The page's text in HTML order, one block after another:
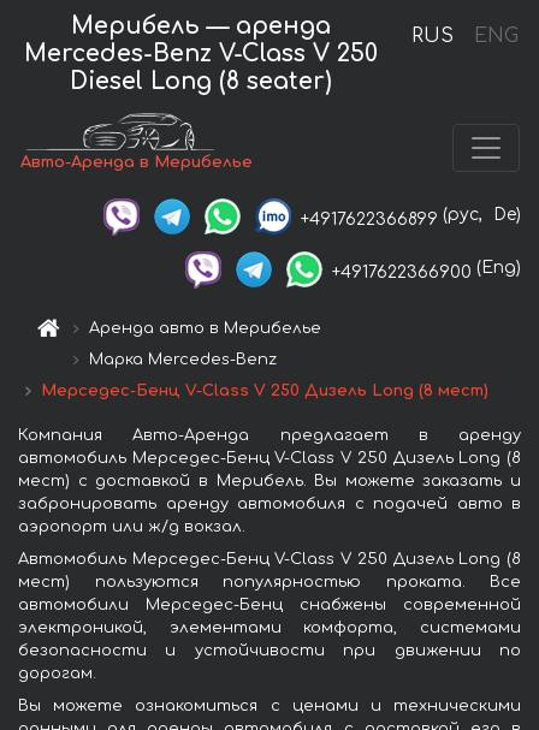
RUS ENG
Мерибель — аренда
Mercedes-Benz V-Class V 250
Diesel Long (8 seater)
Авто-Аренда в Мерибелье
+4917622366899 (рус, De)
+4917622366900 (Eng)
Аренда авто в Мерибелье
Марка Mercedes-Benz
Мерседес-Бенц V-Class V 250 Дизель Long (8 мест)
Компания Авто-Аренда предлагает в аренду
автомобиль Мерседес-Бенц V-Class V 250 Дизель Long (8
мест) с доставкой в Мерибель. Вы можете заказать и
забронировать аренду автомобиля с подачей авто в
аэропорт или ж/д вокзал.
Автомобиль Мерседес-Бенц V-Class V 250 Дизель Long (8
мест) пользуются популярностью проката. Все
автомобили Мерседес-Бенц снабжены современной
электроникой, элементами комфорта, системами
безопасности и устойчивости при движении по
дорогам.
Вы можете ознакомиться с ценами и техническими